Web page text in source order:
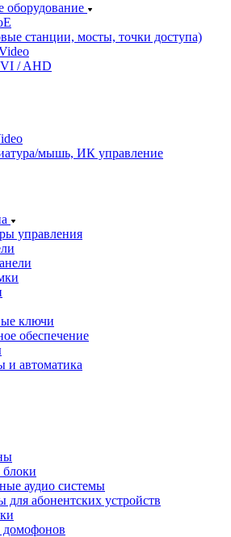
оборудование
станции, мосты, точки доступа)
/ AHD
мышь, ИК управление
управления
ключи
обеспечение
и автоматика
аудио системы
для абонентских устройств